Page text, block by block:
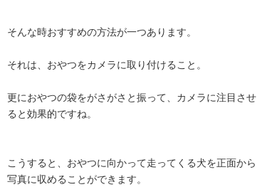
そんな時おすすめの方法が一つあります。
それは、おやつをカメラに取り付けること。
更におやつの袋をがさがさと振って、カメラに注目させ
ると効果的ですね。
こうすると、おやつに向かって走ってくる犬を正面から
写真に収めることができます。